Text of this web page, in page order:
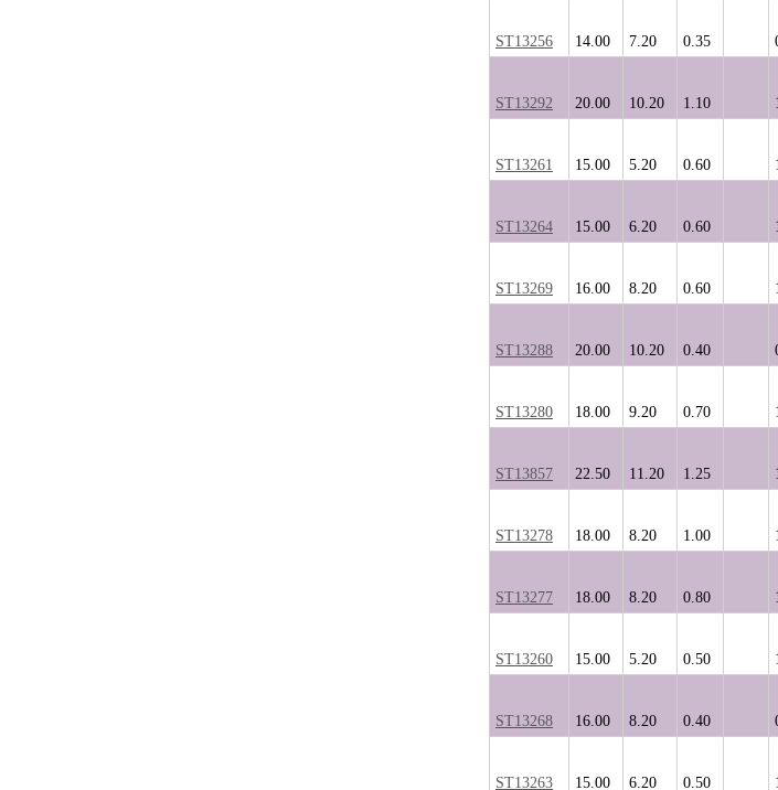
ST13256 14.00 7.20 0.35
ST13292 20.00 10.20 1.10
ST13261 15.00 5.20 0.60
ST13264 15.00 6.20 0.60
ST13269 16.00 8.20 0.60
ST13288 20.00 10.20 0.40
ST13280 18.00 9.20 0.70
ST13857 22.50 11.20 1.25
ST13278 18.00 8.20 1.00
ST13277 18.00 8.20 0.80
ST13260 15.00 5.20 0.50
ST13268 16.00 8.20 0.40
ST13263 15.00 6.20 0.50